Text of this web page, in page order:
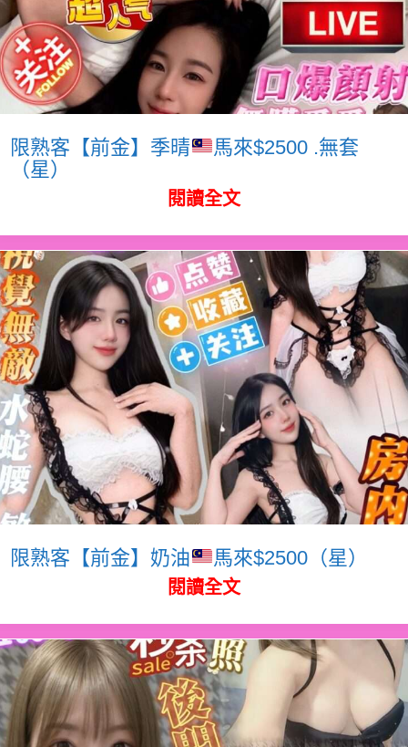
限熟客【前金】季晴
馬來$2500 .無套
（星）
閱讀全文
限熟客【前金】奶油 馬來$2500（星）
閱讀全文